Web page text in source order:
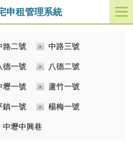
申租管理系統
開
啟
路二號 中路三號
德一號 八德二號
壢一號 蘆竹一號
鎮一號 楊梅一號
中壢中興巷